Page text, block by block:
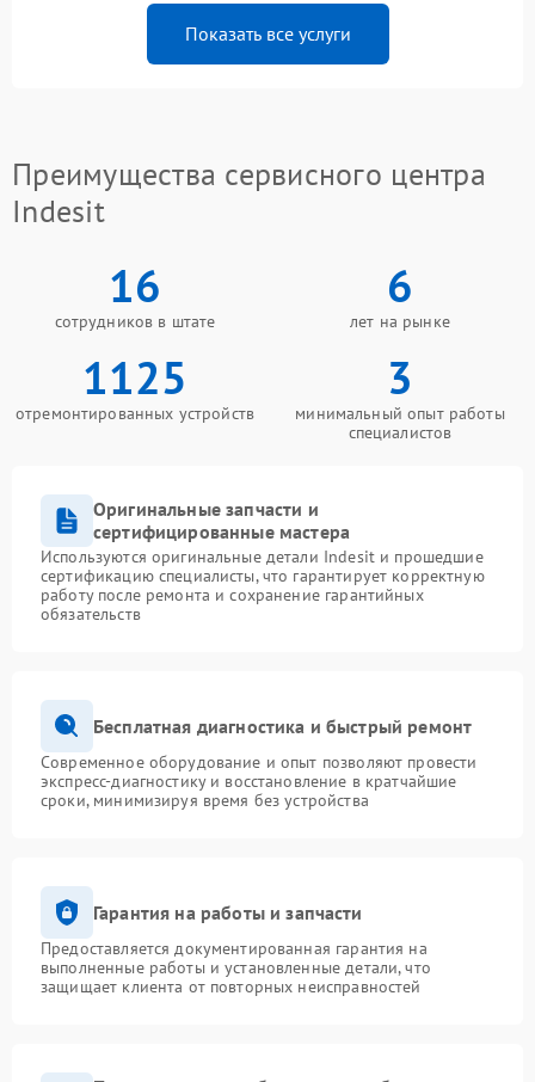
Показать все услуги
Преимущества сервисного центра
Indesit
16
сотрудников в штате
6
лет на рынке
1125
отремонтированных устройств
3
минимальный опыт работы
специалистов
Оригинальные запчасти и
сертифицированные мастера
Используются оригинальные детали Indesit и прошедшие
сертификацию специалисты, что гарантирует корректную
работу после ремонта и сохранение гарантийных
обязательств
Бесплатная диагностика и быстрый ремонт
Современное оборудование и опыт позволяют провести
экспресс-диагностику и восстановление в кратчайшие
сроки, минимизируя время без устройства
Гарантия на работы и запчасти
Предоставляется документированная гарантия на
выполненные работы и установленные детали, что
защищает клиента от повторных неисправностей